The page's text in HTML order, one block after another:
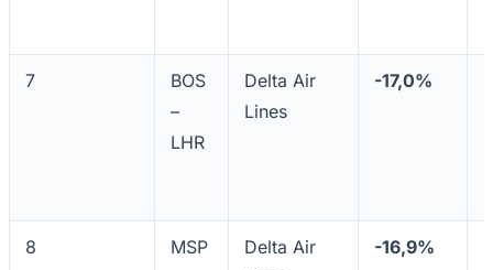
7
BOS
–
LHR
Delta Air
Lines
-17,0%
8
MSP
Delta Air
-16,9%